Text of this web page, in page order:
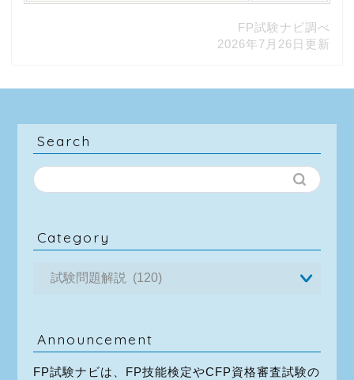
FP試験ナビ調べ
2026年7月26日更新
Search
Category
Announcement
FP試験ナビは、FP技能検定やCFP資格審査試験の